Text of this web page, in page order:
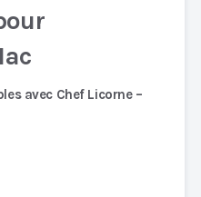
avec Chef Licorne –